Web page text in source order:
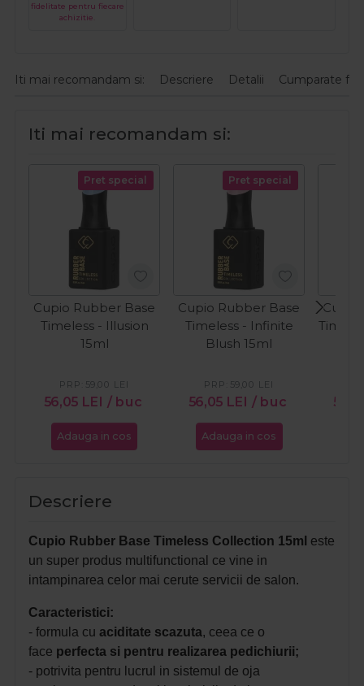
fidelitate pentru fiecare
achizitie.
Iti mai recomandam si: Descriere Detalii Cumparate
Iti mai recomandam si:
Pret special
Cupio Rubber Base
Timeless - Illusion
15ml
56,05 LEI / buc
PRP: 59,00 LEI
Adauga in cos
Pret special
Cupio Rubber Base
Timeless - Infinite
Blush 15ml
56,05 LEI / buc
PRP: 59,00 LEI
Adauga in cos
Cupio
Descriere
Cupio Rubber Base Timeless Collection 15ml este
un super produs multifunctional ce vine in
intampinarea celor mai cerute servicii de salon.
Caracteristici:
- formula cu aciditate scazuta, ceea ce o
face perfecta si pentru realizarea pedichiurii;
- potrivita pentru lucrul in sistemul de oja